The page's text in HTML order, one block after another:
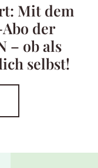
Mit dem
der
– ob als
selbst!